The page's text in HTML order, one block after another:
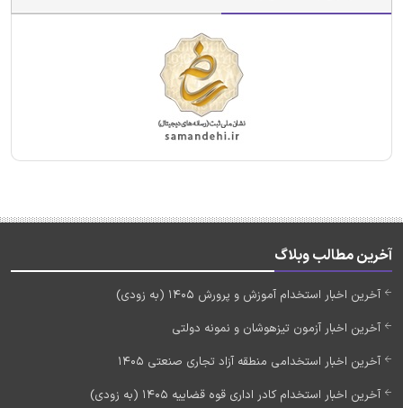
آخرین مطالب وبلاگ
آخرین اخبار استخدام آموزش و پرورش 1405 (به زودی)
آخرین اخبار آزمون تیزهوشان و نمونه دولتی
آخرین اخبار استخدامی منطقه آزاد تجاری صنعتی 1405
آخرین اخبار استخدام کادر اداری قوه قضاییه 1405 (به زودی)